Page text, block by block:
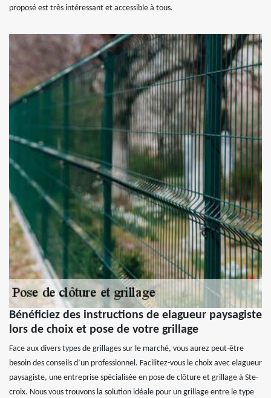
proposé est très intéressant et accessible à tous.
Bénéficiez des instructions de elagueur paysagiste
lors de choix et pose de votre grillage
Face aux divers types de grillages sur le marché, vous aurez peut-être
besoin des conseils d’un professionnel. Facilitez-vous le choix avec elagueur
paysagiste, une entreprise spécialisée en pose de clôture et grillage à Ste-
croix. Nous vous trouvons la solution idéale pour un grillage entre le type